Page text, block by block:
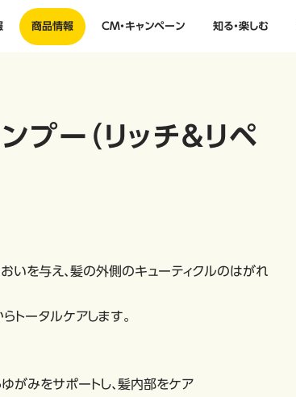
商品情報 CM・キャンペーン 知る・楽しむ
ー（リッチ＆リペ
いを与え、髪の外側のキューティクルのはがれ
トータルケアします。
ゆがみをサポートし、髪内部をケア